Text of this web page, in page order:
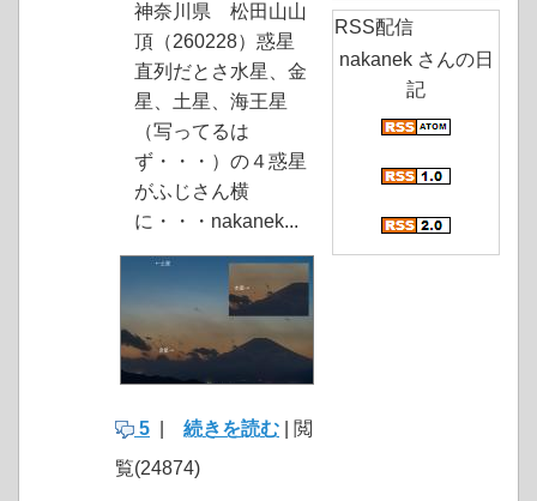
神奈川県 松田山山
頂（260228）惑星
直列だとさ水星、金
星、土星、海王星
（写ってるは
ず・・・）の４惑星
がふじさん横
に・・・nakanek...
5 続きを読む | 閲
覧(24874)
RSS配信
nakanek さんの日
記